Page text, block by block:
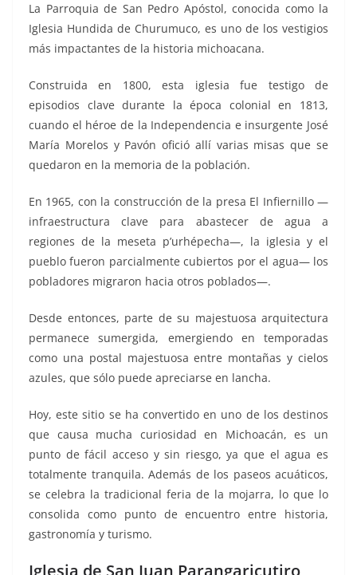
La Parroquia de San Pedro Apóstol, conocida como la
Iglesia Hundida de Churumuco, es uno de los vestigios
más impactantes de la historia michoacana.
Construida en 1800, esta iglesia fue testigo de
episodios clave durante la época colonial en 1813,
cuando el héroe de la Independencia e insurgente José
María Morelos y Pavón ofició allí varias misas que se
quedaron en la memoria de la población.
En 1965, con la construcción de la presa El Infiernillo —
infraestructura clave para abastecer de agua a
regiones de la meseta p’urhépecha—, la iglesia y el
pueblo fueron parcialmente cubiertos por el agua— los
pobladores migraron hacia otros poblados—.
Desde entonces, parte de su majestuosa arquitectura
permanece sumergida, emergiendo en temporadas
como una postal majestuosa entre montañas y cielos
azules, que sólo puede apreciarse en lancha.
Hoy, este sitio se ha convertido en uno de los destinos
que causa mucha curiosidad en Michoacán, es un
punto de fácil acceso y sin riesgo, ya que el agua es
totalmente tranquila. Además de los paseos acuáticos,
se celebra la tradicional feria de la mojarra, lo que lo
consolida como punto de encuentro entre historia,
gastronomía y turismo.